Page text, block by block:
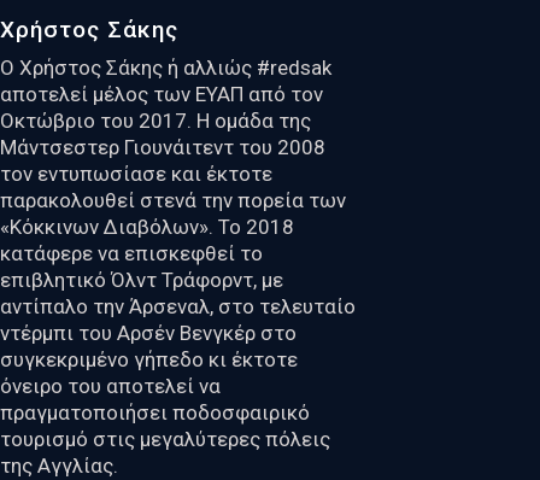
Χρήστος Σάκης
Ο Χρήστος Σάκης ή αλλιώς #redsak
αποτελεί μέλος των ΕΥΑΠ από τον
Οκτώβριο του 2017. Η ομάδα της
Μάντσεστερ Γιουνάιτεντ του 2008
τον εντυπωσίασε και έκτοτε
παρακολουθεί στενά την πορεία των
«Κόκκινων Διαβόλων». Το 2018
κατάφερε να επισκεφθεί το
επιβλητικό Όλντ Τράφορντ, με
αντίπαλο την Άρσεναλ, στο τελευταίο
ντέρμπι του Αρσέν Βενγκέρ στο
συγκεκριμένο γήπεδο κι έκτοτε
όνειρο του αποτελεί να
πραγματοποιήσει ποδοσφαιρικό
τουρισμό στις μεγαλύτερες πόλεις
της Αγγλίας.